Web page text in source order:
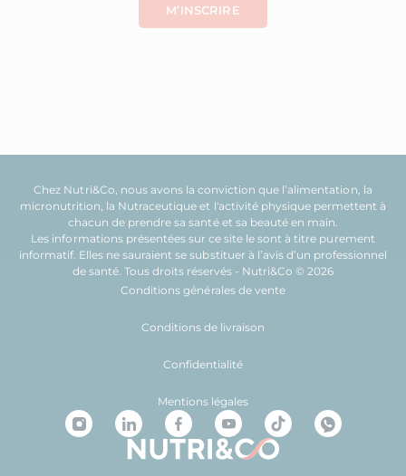
Chez Nutri&Co, nous avons la conviction que l’alimentation , la
micronutrition , la Nutraceutique et l'activité physiquepermettent à
chacun de prendre sasantéet sa beautéen main.
Les informations présentées sur ce site le sont à titre purement
informatif. Elles ne sauraient se substituer à l’avis d’un professionnel
de santé. Tous droits réservés - Nutri&Co © 2026
Conditions générales de vente
Conditions de livraison
Confidentialité
Mentions légales